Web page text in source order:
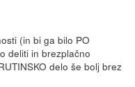
(in bi ga bilo PO
deliti in brezplačno
delo še bolj brez